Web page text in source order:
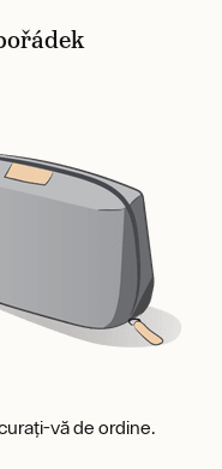
vă de ordine.